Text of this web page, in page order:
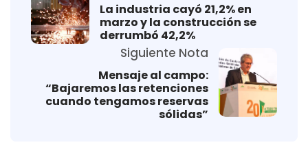
La industria cayó 21,2% en
marzo y la construcción se
derrumbó 42,2%
Siguiente Nota
Mensaje al campo:
“Bajaremos las retenciones
cuando tengamos reservas
sólidas”